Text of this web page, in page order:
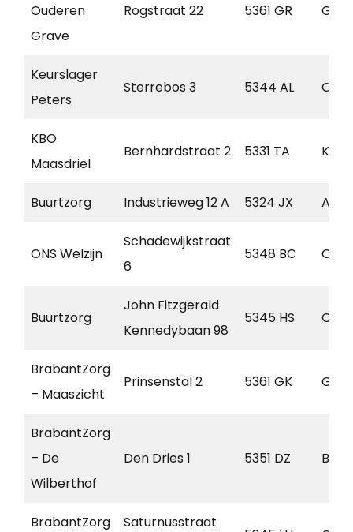
Ouderen
Grave
Rogstraat 22 5361 GR
Keurslager
Peters
Sterrebos 3 5344 AL Oss
KBO
Maasdriel
Bernhardstraat 2 5331 TA
Buurtzorg Industrieweg 12 A 5324 JX
ONS Welzijn
Schadewijkstraat
6
5348 BC Oss
Buurtzorg
John Fitzgerald
Kennedybaan 98
5345 HS Oss
BrabantZorg
– Maaszicht
Prinsenstal 2 5361 GK
BrabantZorg
– De
Wilberthof
Den Dries 1 5351 DZ
BrabantZorg Saturnusstraat